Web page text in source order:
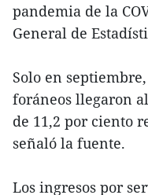
pandemia de la
General de
Solo en
foráneos llegaron
de 11,2 por ciento
señaló la fuente.
Los ingresos por